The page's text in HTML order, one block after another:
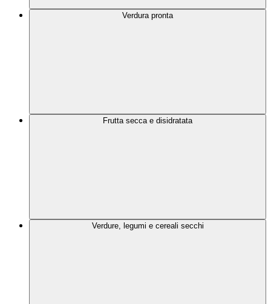
Verdura pronta
Frutta secca e disidratata
Verdure, legumi e cereali secchi